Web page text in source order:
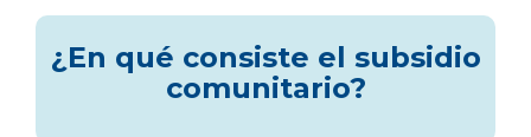
¿En qué consiste el subsidio
comunitario?